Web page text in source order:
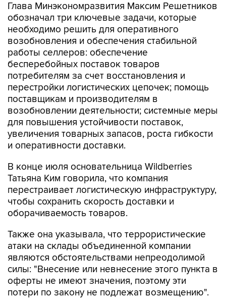
Глава Минэкономразвития Максим Решетников
обозначал три ключевые задачи, которые
необходимо решить для оперативного
возобновления и обеспечения стабильной
работы селлеров: обеспечение
бесперебойных поставок товаров
потребителям за счет восстановления и
перестройки логистических цепочек; помощь
поставщикам и производителям в
возобновлении деятельности; системные меры
для повышения устойчивости поставок,
увеличения товарных запасов, роста гибкости
и оперативности доставки.
В конце июля основательница Wildberries
Татьяна Ким говорила, что компания
перестраивает логистическую инфраструктуру,
чтобы сохранить скорость доставки и
оборачиваемость товаров.
Также она указывала, что террористические
атаки на склады объединенной компании
являются обстоятельствами непреодолимой
силы: "Внесение или невнесение этого пункта в
оферты не имеют значения, поэтому эти
потери по закону не подлежат возмещению".